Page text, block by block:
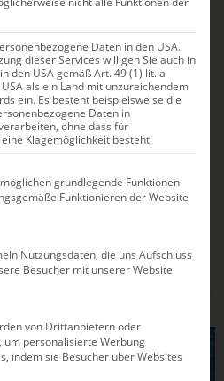
Daten in den USA.
dieser Services willigen Sie auch in
den USA gemäß Art. 49 (1) lit. a
als ein Land mit unzureichendem
ein. Es besteht beispielsweise die
Daten in
ohne dass für
Klagemöglichkeit besteht.
Service-Gruppen, für die
grundlegende Funktionen
Funktionieren der Website
Nutzungsdaten, die uns Aufschluss
Besucher mit unserer Website
von Drittanbietern oder
um personalisierte Werbung
indem sie Besucher über Websites